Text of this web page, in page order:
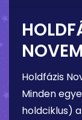
Holdfázis
Minden
holdciklus)